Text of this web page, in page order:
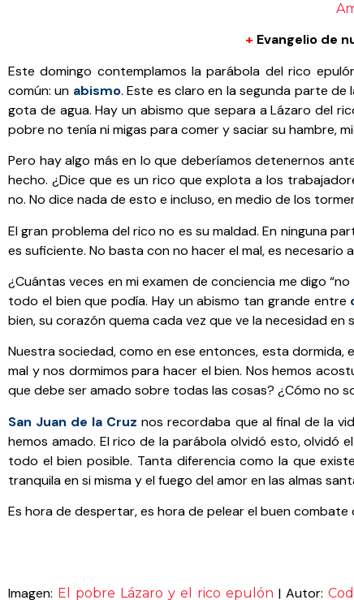
+ Evangelio de
Este domingo contemplamos la parábola del rico
común: un abismo. Este es claro en la segunda parte
gota de agua. Hay un abismo que separa a Lázaro del
pobre no tenía ni migas para comer y saciar su hambre,
Pero hay algo más en lo que deberíamos detenernos
hecho. ¿Dice que es un rico que explota a los
no. No dice nada de esto e incluso, en medio de los
El gran problema del rico no es su maldad. En ninguna
es suficiente. No basta con no hacer el mal, es necesario
¿Cuántas veces en mi examen de conciencia me digo
todo el bien que podía. Hay un abismo tan grande entre
bien, su corazón quema cada vez que ve la necesidad en
Nuestra sociedad, como en ese entonces, esta
mal y nos dormimos para hacer el bien. Nos hemos
que debe ser amado sobre todas las cosas? ¿Cómo no
San Juan de la Cruz nos recordaba que al final de la
hemos amado. El rico de la parábola olvidó esto, olvidó
todo el bien posible. Tanta diferencia como la que
tranquila en si misma y el fuego del amor en las almas
Es hora de despertar, es hora de pelear el buen
Imagen: El pobre Lázaro y el rico epulón | Autor: